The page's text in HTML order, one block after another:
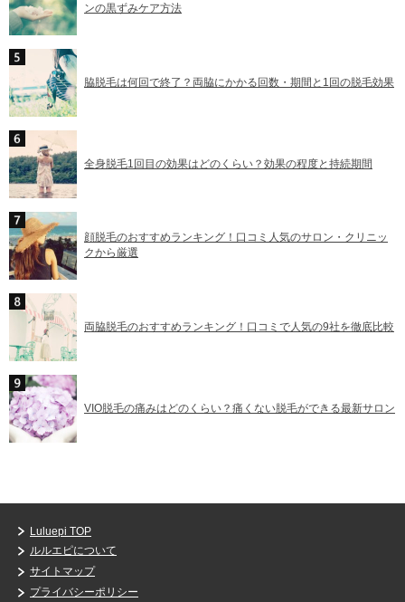
ンの黒ずみケア方法
脇脱毛は何回で終了？両脇にかかる回数・期間と1回の脱毛効果
全身脱毛1回目の効果はどのくらい？効果の程度と持続期間
顔脱毛のおすすめランキング！口コミ人気のサロン・クリニッ
クから厳選
両脇脱毛のおすすめランキング！口コミで人気の9社を徹底比較
VIO脱毛の痛みはどのくらい？痛くない脱毛ができる最新サロン
Luluepi TOP
ルルエピについて
サイトマップ
プライバシーポリシー